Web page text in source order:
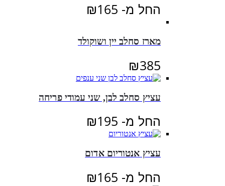
החל מ- ₪165
מארז סחלב יין ושוקולד
₪385
עציץ סחלב לבן, שני עמודי פריחה
החל מ- ₪195
עציץ אנטוריום אדום
החל מ- ₪165